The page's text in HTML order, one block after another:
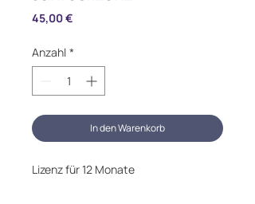
45,00 €
Anzahl *
In den Warenkorb
Lizenz für 12 Monate